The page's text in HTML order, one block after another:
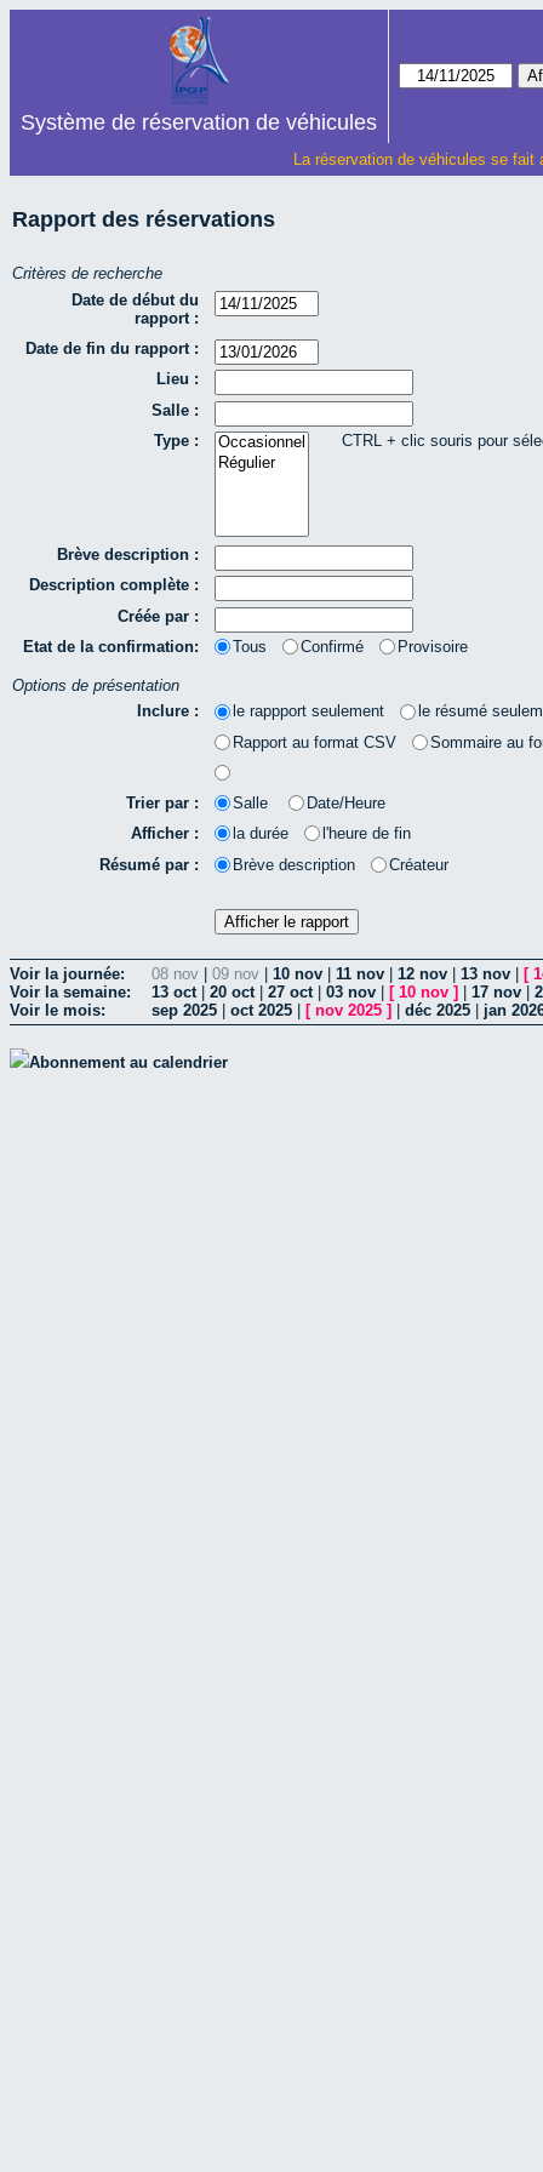
Système de réservation de véhicules
La réservation de véhicules se
Rapport des réservations
Critères de recherche
Date de début du
rapport :
Date de fin du rapport :
Lieu :
Salle :
Type :
CTRL + clic souris pour
Brève description :
Description complète :
Créée par :
Etat de la confirmation:
Tous Confirmé Provisoire
Options de présentation
Inclure :
le rappport seulement
le résumé
Rapport au format CSV
Sommaire au
Trier par : Salle
Date/Heure
Afficher :
la durée
l'heure de fin
Résumé par :
Brève description Créateur
Voir la journée: 08 nov 09 nov 10 nov 11 nov 12 nov 13 nov [
Voir la semaine:
13 oct 20 oct 27 oct 03 nov [ 10 nov ] 17 nov
Voir le mois:
sep 2025 oct 2025 [ nov 2025 ] déc 2025 jan
Abonnement au calendrier